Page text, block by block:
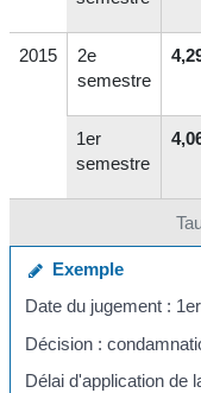
2015 2e
semestre
1er
semestre
Exemple
Date du jugement : 1er
Décision :
Délai d'application de